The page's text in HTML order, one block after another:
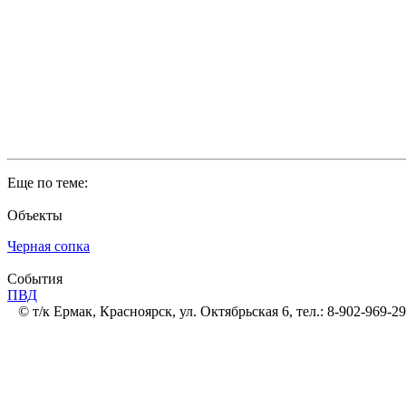
Еще по теме:
Объекты
Черная сопка
События
ПВД
© т/к Ермак, Красноярск, ул. Октябрьская 6, тел.: 8-902-969-